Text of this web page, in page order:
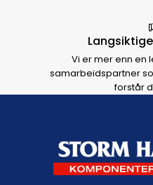
Vi er mer enn en
samarbeidspartner
forstår